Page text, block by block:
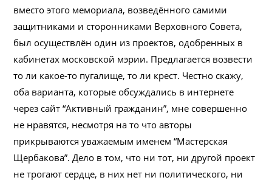
вместо этого мемориала, возведённого самими
защитниками и сторонниками Верховного Совета,
был осуществлён один из проектов, одобренных в
кабинетах московской мэрии. Предлагается возвести
то ли какое-то пугалище, то ли крест. Честно скажу,
оба варианта, которые обсуждались в интернете
через сайт “Активный гражданин”, мне совершенно
не нравятся, несмотря на то что авторы
прикрываются уважаемым именем “Мастерская
Щербакова”. Дело в том, что ни тот, ни другой проект
не трогают сердце, в них нет ни политического, ни